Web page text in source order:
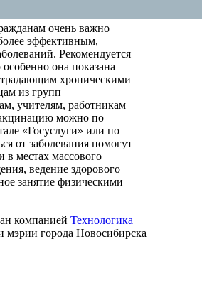
очень важно
эффективным,
Рекомендуется
она показана
хроническими
из групп
учителям, работникам
можно по
«Госуслуги» или по
от заболевания помогут
местах массового
ведение здорового
занятие физическими
компанией Технологика
мэрии города Новосибирска